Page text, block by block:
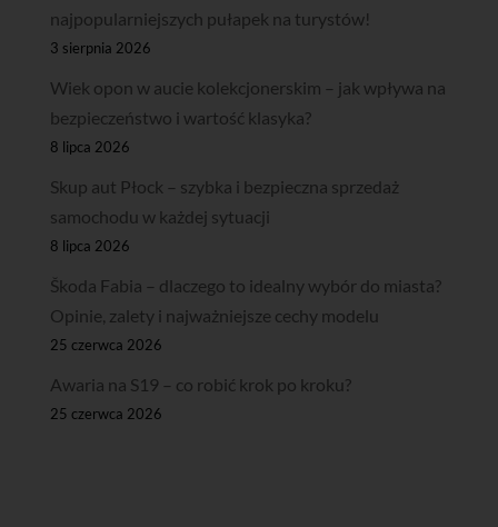
najpopularniejszych pułapek na turystów!
3 sierpnia 2026
Wiek opon w aucie kolekcjonerskim – jak wpływa na
bezpieczeństwo i wartość klasyka?
8 lipca 2026
Skup aut Płock – szybka i bezpieczna sprzedaż
samochodu w każdej sytuacji
8 lipca 2026
Škoda Fabia – dlaczego to idealny wybór do miasta?
Opinie, zalety i najważniejsze cechy modelu
25 czerwca 2026
Awaria na S19 – co robić krok po kroku?
25 czerwca 2026